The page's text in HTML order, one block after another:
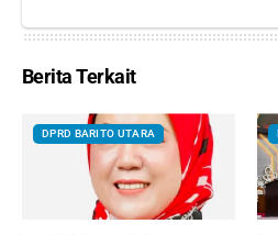
Berita Terkait
DPRD BARITO UTARA